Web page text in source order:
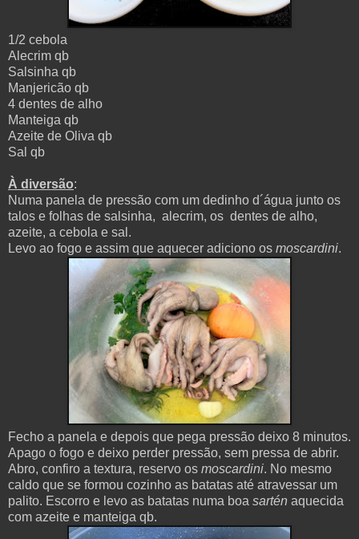
1/2 cebola
Alecrim qb
Salsinha qb
Manjericão qb
4 dentes de alho
Manteiga qb
Azeite de Oliva qb
Sal qb
À diversão:
Numa panela de pressão com um dedinho d´água junto os
talos e folhas de salsinha, alecrim, os dentes de alho,
azeite, a cebola e sal.
Levo ao fogo e assim que aquecer adiciono os moscardini.
Fecho a panela e depois que pega pressão deixo 8 minutos.
Apago o fogo e deixo perder pressão, sem pressa de abrir.
Abro, confiro a textura, reservo os moscardini. No mesmo
caldo que se formou cozinho as batatas até atravessar um
palito. Escorro e levo as batatas numa boa sartén aquecida
com azeite e manteiga qb.